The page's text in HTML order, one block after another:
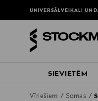
UNIVERSĀLVEIKALI UN
SIEVIETĒM
Vīriešiem Somas